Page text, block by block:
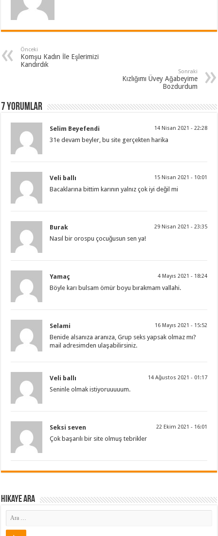
Önceki
Komşu Kadın İle Eşlerimizi
Kandırdık
Sonraki
Kızlığımı Üvey Ağabeyime
Bozdurdum
7 Yorumlar
Selim Beyefendi 14 Nisan 2021 - 22:28
31e devam beyler, bu site gerçekten harika
Veli ballı 15 Nisan 2021 - 10:01
Bacaklarına bittim karının yalnız çok iyi değil mi
Burak 29 Nisan 2021 - 23:35
Nasıl bir orospu çocuğusun sen ya!
Yamaç 4 Mayıs 2021 - 18:24
Böyle karı bulsam ömür boyu bırakmam vallahi.
Selami 16 Mayıs 2021 - 15:52
Benide alsanıza aranıza, Grup seks yapsak olmaz mı?
mail adresimden ulaşabilirsiniz.
Veli ballı 14 Ağustos 2021 - 01:17
Seninle olmak istiyoruuuuum.
Seksi seven 22 Ekim 2021 - 16:01
Çok başarılı bir site olmuş tebrikler
Hikaye ARA